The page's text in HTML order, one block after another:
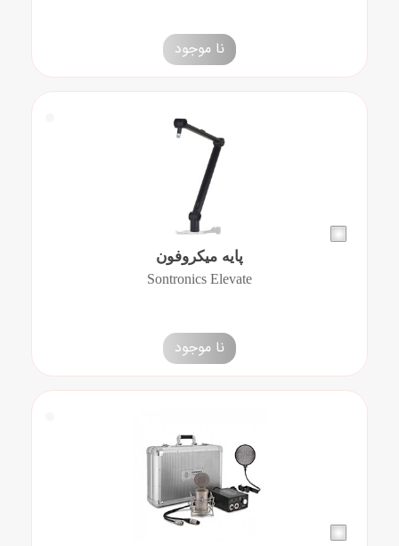
نا موجود
پایه میکروفون
Sontronics Elevate
نا موجود